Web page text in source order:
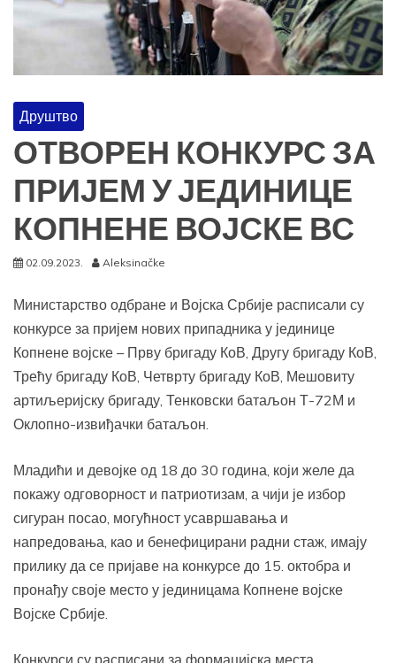
Друштво
ОТВОРЕН КОНКУРС ЗА
ПРИЈЕМ У ЈЕДИНИЦЕ
КОПНЕНЕ ВОЈСКЕ ВС
02.09.2023. Aleksinačke
Министарство одбране и Војска Србије расписали су
конкурсе за пријем нових припадника у јединице
Копнене војске – Прву бригаду КоВ, Другу бригаду КоВ,
Трећу бригаду КоВ, Четврту бригаду КоВ, Мешовиту
артиљеријску бригаду, Тенковски батаљон Т-72М и
Оклопно-извиђачки батаљон.
Младићи и девојке од 18 до 30 година, који желе да
покажу одговорност и патриотизам, а чији је избор
сигуран посао, могућност усавршавања и
напредовања, као и бенефицирани радни стаж, имају
прилику да се пријаве на конкурсе до 15. октобра и
пронађу своје место у јединицама Копнене војске
Војске Србије.